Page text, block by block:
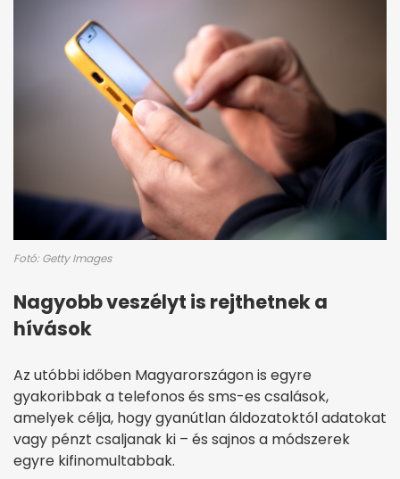
Fotó: Getty Images
Nagyobb veszélyt is rejthetnek a
hívások
Az utóbbi időben Magyarországon is egyre
gyakoribbak a telefonos és sms-es csalások,
amelyek célja, hogy gyanútlan áldozatoktól adatokat
vagy pénzt csaljanak ki – és sajnos a módszerek
egyre kifinomultabbak.